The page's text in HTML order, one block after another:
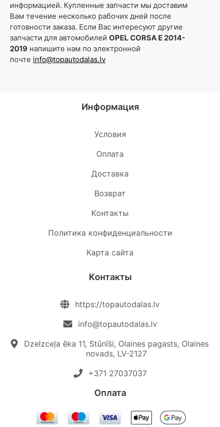
информацией. Купленные запчасти мы доставим
Вам течение несколько рабочих дней после
готовности заказа. Если Вас интересуют другие
запчасти для автомобилей OPEL CORSA E 2014-
2019 напишите нам по электронной
почте info@topautodalas.lv
Информация
Условия
Oплата
Доставка
Возврат
Kонтакты
Политика конфиденциальности
Карта сайта
Kонтакты
https://topautodalas.lv
info@topautodalas.lv
Dzelzceļa ēka 11, Stūnīši, Olaines pagasts, Olaines
novads, LV-2127
+371 27037037‬
Oплата